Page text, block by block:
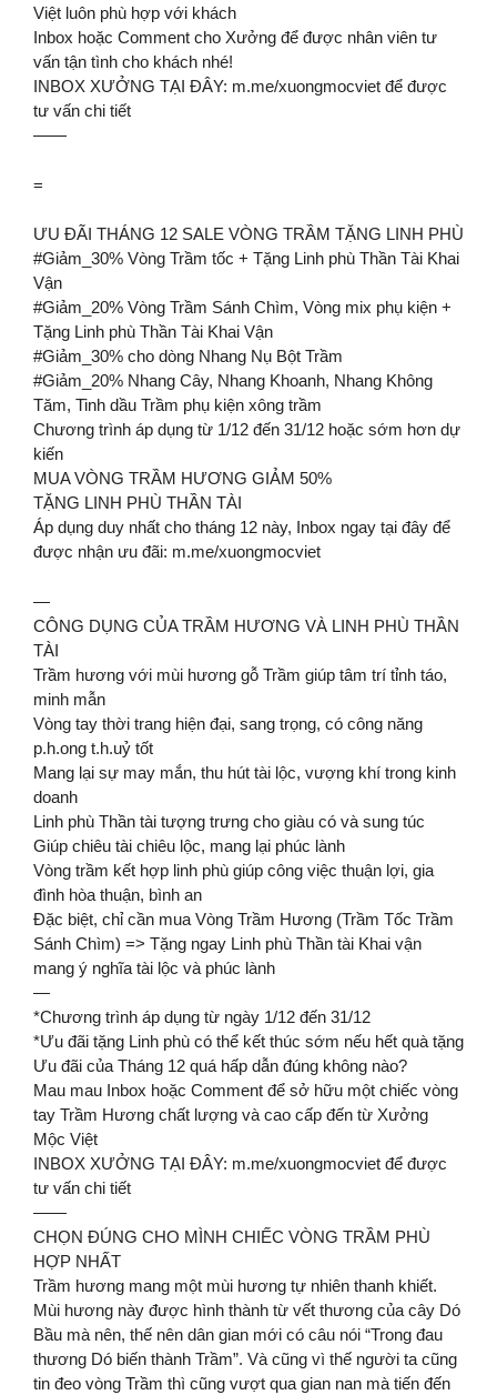
Việt luôn phù hợp với khách
Inbox hoặc Comment cho Xưởng để được nhân viên tư
vấn tận tình cho khách nhé!
INBOX XƯỞNG TẠI ĐÂY: m.me/xuongmocviet để được
tư vấn chi tiết
——
=
ƯU ĐÃI THÁNG 12 SALE VÒNG TRẦM TẶNG LINH PHÙ
#Giảm_30% Vòng Trầm tốc + Tặng Linh phù Thần Tài Khai
Vận
#Giảm_20% Vòng Trầm Sánh Chìm, Vòng mix phụ kiện +
Tặng Linh phù Thần Tài Khai Vận
#Giảm_30% cho dòng Nhang Nụ Bột Trầm
#Giảm_20% Nhang Cây, Nhang Khoanh, Nhang Không
Tăm, Tinh dầu Trầm phụ kiện xông trầm
Chương trình áp dụng từ 1/12 đến 31/12 hoặc sớm hơn dự
kiến
MUA VÒNG TRẦM HƯƠNG GIẢM 50%
TẶNG LINH PHÙ THẦN TÀI
Áp dụng duy nhất cho tháng 12 này, Inbox ngay tại đây để
được nhận ưu đãi: m.me/xuongmocviet
—
CÔNG DỤNG CỦA TRẦM HƯƠNG VÀ LINH PHÙ THẦN
TÀI
Trầm hương với mùi hương gỗ Trầm giúp tâm trí tỉnh táo,
minh mẫn
Vòng tay thời trang hiện đại, sang trọng, có công năng
p.h.ong t.h.uỷ tốt
Mang lại sự may mắn, thu hút tài lộc, vượng khí trong kinh
doanh
Linh phù Thần tài tượng trưng cho giàu có và sung túc
Giúp chiêu tài chiêu lộc, mang lại phúc lành
Vòng trầm kết hợp linh phù giúp công việc thuận lợi, gia
đình hòa thuận, bình an
Đặc biệt, chỉ cần mua Vòng Trầm Hương (Trầm Tốc Trầm
Sánh Chìm) => Tặng ngay Linh phù Thần tài Khai vận
mang ý nghĩa tài lộc và phúc lành
—
*Chương trình áp dụng từ ngày 1/12 đến 31/12
*Ưu đãi tặng Linh phù có thể kết thúc sớm nếu hết quà tặng
Ưu đãi của Tháng 12 quá hấp dẫn đúng không nào?
Mau mau Inbox hoặc Comment để sở hữu một chiếc vòng
tay Trầm Hương chất lượng và cao cấp đến từ Xưởng
Mộc Việt
INBOX XƯỞNG TẠI ĐÂY: m.me/xuongmocviet để được
tư vấn chi tiết
——
CHỌN ĐÚNG CHO MÌNH CHIẾC VÒNG TRẦM PHÙ
HỢP NHẤT
Trầm hương mang một mùi hương tự nhiên thanh khiết.
Mùi hương này được hình thành từ vết thương của cây Dó
Bầu mà nên, thế nên dân gian mới có câu nói “Trong đau
thương Dó biến thành Trầm”. Và cũng vì thế người ta cũng
tin đeo vòng Trầm thì cũng vượt qua gian nan mà tiến đến